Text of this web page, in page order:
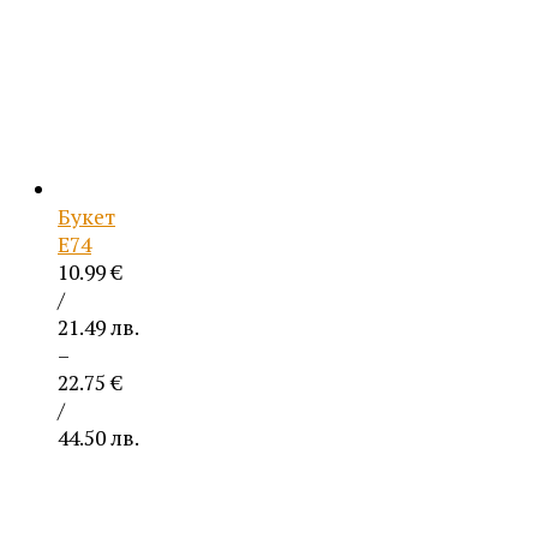
Букет
Е74
10.99€
/
21.49 лв.
–
22.75€
/
44.50 лв.